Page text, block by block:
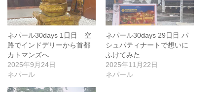
ネパール30days 1日目 空
路でインドデリーから首都
カトマンズへ
2025年9月24日
ネパール
ネパール30days 29日目 パ
シュパティナートで想いに
ふけてみた
2025年11月22日
ネパール